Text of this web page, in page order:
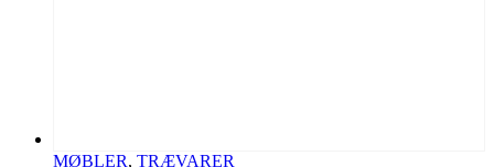
MØBLER, TRÆVARER